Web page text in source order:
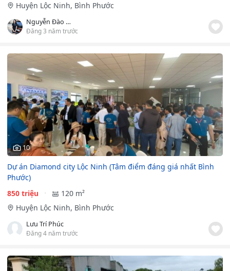
Huyện Lộc Ninh, Bình Phước
Nguyễn Đào Minh Hiệp
Đăng 3 năm trước
10
Dự án Diamond city Lộc Ninh (Tâm điểm đáng giá nhất Bình
Phước)
850 triệu
120 m²
Huyện Lộc Ninh, Bình Phước
Lưu Trí Phúc
Đăng 4 năm trước